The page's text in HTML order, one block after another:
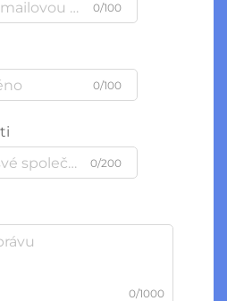
0/100
0/100
0/200
0/1000